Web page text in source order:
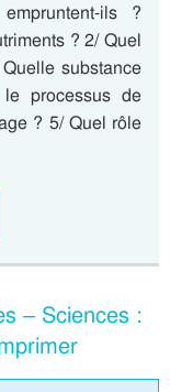
ils ?
? 2/ Quel
substance
processus de
? 5/ Quel rôle
– Sciences :